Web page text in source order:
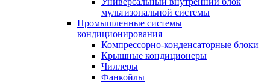
мультизональной системы
Промышленные системы
кондиционирования
Компрессорно-конденсаторные блоки
Крышные кондиционеры
Чиллеры
Фанкойлы